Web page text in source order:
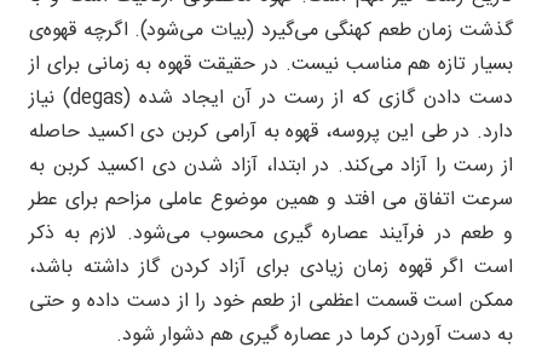
گذشت زمان طعم کهنگی می‌گیرد (بیات می‌شود). اگرچه قهوه‌ی
بسیار تازه هم مناسب نیست. در حقیقت قهوه به زمانی برای از
دست دادن گازی که از رست در آن ایجاد شده (degas) نیاز
دارد. در طی این پروسه، قهوه به آرامی کربن دی اکسید حاصله
از رست را آزاد می‌کند. در ابتدا، آزاد شدن دی اکسید کربن به
سرعت اتفاق می افتد و همین موضوع عاملی مزاحم برای عطر
و طعم در فرآیند عصاره گیری محسوب می‌شود. لازم به ذکر
است اگر قهوه زمان زیادی برای آزاد کردن گاز داشته باشد،
ممکن است قسمت اعظمی از طعم خود را از دست داده و حتی
به دست آوردن کرما در عصاره گیری هم دشوار شود.